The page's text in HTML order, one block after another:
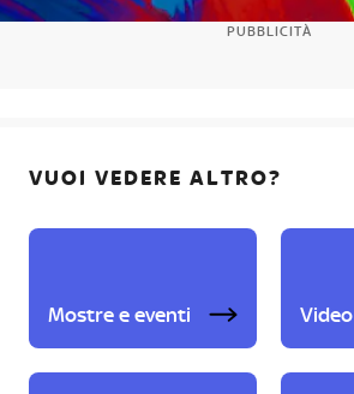
PUBBLICITÀ
VUOI VEDERE ALTRO?
Mostre e eventi Video